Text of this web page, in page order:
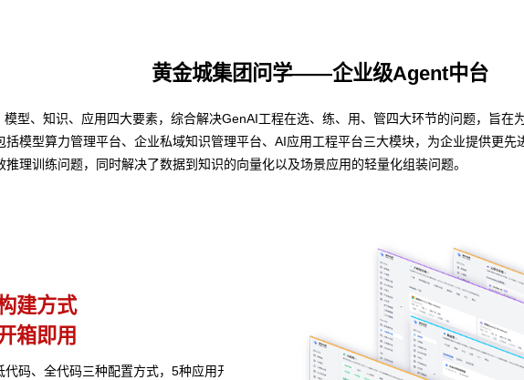
黄金城集团问学——企业级Agent中台
型、知识、应用四大要素，综合解决GenAI工程在选、练、用、管四大环节的问题，旨在
括模型算力管理平台、企业私域知识管理平台、AI应用工程平台三大模块，为企业提供更
理训练问题，同时解决了数据到知识的向量化以及场景应用的轻量化组装问题。
三种配置方式，5种应用开发模式，无
异构算力统一纳管
模型算力全面优化
黄金城集团问学支持信创/非信创、多品牌CPU与